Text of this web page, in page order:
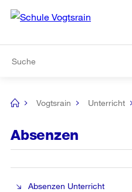
Navigation
[no
Vogtsrain Unterricht
Absenzen
Absenzen Unterricht